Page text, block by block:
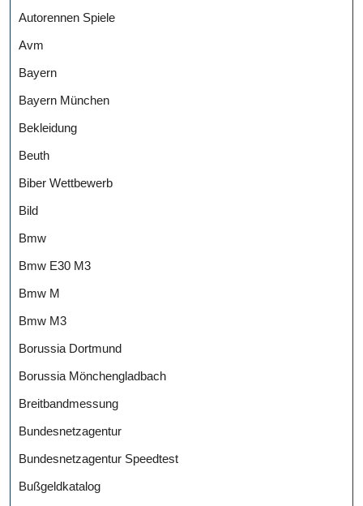
Autorennen Spiele
Avm
Bayern
Bayern München
Bekleidung
Beuth
Biber Wettbewerb
Bild
Bmw
Bmw E30 M3
Bmw M
Bmw M3
Borussia Dortmund
Borussia Mönchengladbach
Breitbandmessung
Bundesnetzagentur
Bundesnetzagentur Speedtest
Bußgeldkatalog